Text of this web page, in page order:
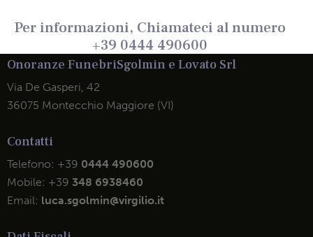
Per informazioni, Chiamateci al numero
+39 0444 490600
Onoranze FunebriSgolmin e Lovato Srl
Via De Gasperi, 42
36075 Montecchio Maggiore (VI)
Contatti
Telefono: +39 0444 490600
Mobile: +39 348 6938460
Email: luca.sgolmin@virgilio.it